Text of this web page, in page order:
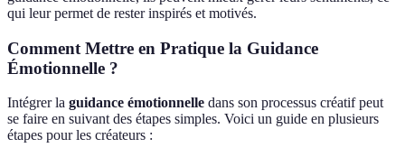
qui leur permet de rester inspirés et motivés.
Comment Mettre en Pratique la Guidance
Émotionnelle ?
Intégrer la guidance émotionnelle dans son processus créatif peut
se faire en suivant des étapes simples. Voici un guide en plusieurs
étapes pour les créateurs :